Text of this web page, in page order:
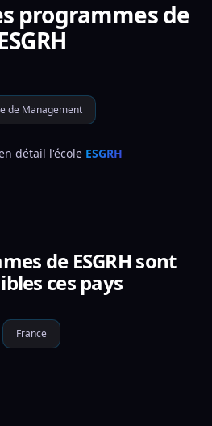
programmes de
de Management
détail l'école ESGRH
de ESGRH sont
ces pays
France